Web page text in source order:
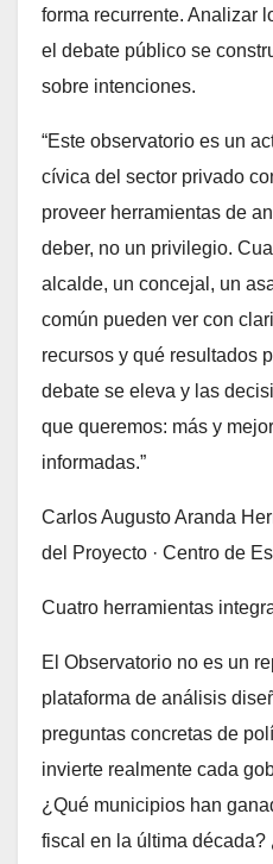
forma recurrente. Analizar
el debate público se
sobre intenciones.
“Este observatorio es un
cívica del sector privado
proveer herramientas de
deber, no un privilegio.
alcalde, un concejal, un
común pueden ver con
recursos y qué resultados
debate se eleva y las
que queremos: más y
informadas.”
Carlos Augusto Aranda
del Proyecto · Centro de
Cuatro herramientas
El Observatorio no es un
plataforma de análisis
preguntas concretas de
invierte realmente cada
¿Qué municipios han
fiscal en la última